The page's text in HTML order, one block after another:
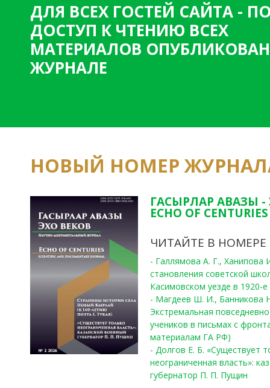
ДЛЯ ВСЕХ ГОСТЕЙ САЙТА -
ДОСТУП К ЧТЕНИЮ ВСЕХ
МАТЕРИАЛОВ
ЖУРНАЛЕ
НОВЫЙ НОМЕР
ГАСЫРЛАР АВАЗЫ -
ECHO OF
ЧИТАЙТЕ В НОМЕРЕ
- Галлямова А. Г.,
становления советской
Касимовском уезде в 1920-е
- Магдеев Ш. И., Банникова
Экстремальная
учеников в письмах с
материалам ГА РФ)
- Долгов Е. Б. «Существует
неограниченная власть»:
губернатор П. П. Пущин